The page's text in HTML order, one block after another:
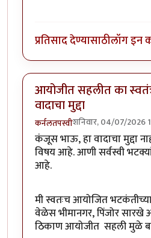
प्रतिसाद देण्यासाठीलॉग इन
आयोजीत सहलीत का
वादाचा मुद्दा
कर्नलतपस्वीशनिवार, 04/07/2026
कंजूस भाऊ, हा वादाचा मुद्दा
विषय आहे. आणी सर्वस्वी
आहे.
मी स्वतःच आयोजित
वेळेस भीमानगर, पिंजोर सारखे
ठिकाण आयोजीत सहली मुळे